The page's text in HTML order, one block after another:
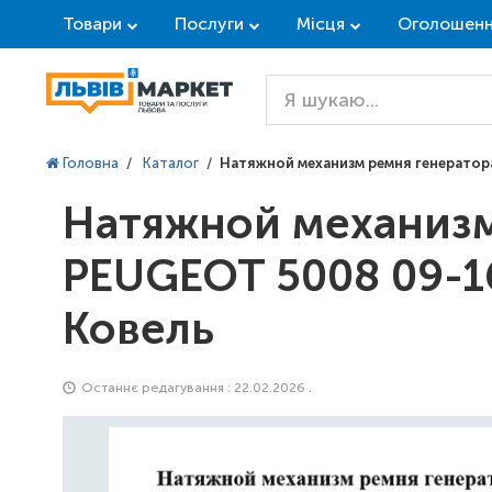
Товари Послуги Місця
Головна / Каталог / Натяжной механизм ремня
Натяжной
PEUGEOT 5008
Ковель
Останнє редагування : 22.02.2026 .